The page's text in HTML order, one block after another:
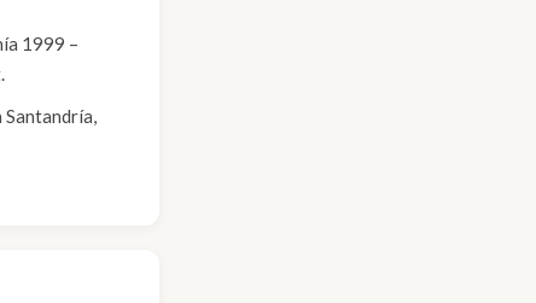
1999 –